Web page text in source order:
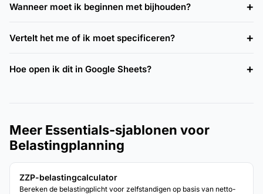
Wanneer moet ik beginnen met bijhouden?
Vertelt het me of ik moet specificeren?
Hoe open ik dit in Google Sheets?
Meer Essentials-sjablonen voor
Belastingplanning
ZZP-belastingcalculator
Bereken de belastingplicht voor zelfstandigen op basis van netto-